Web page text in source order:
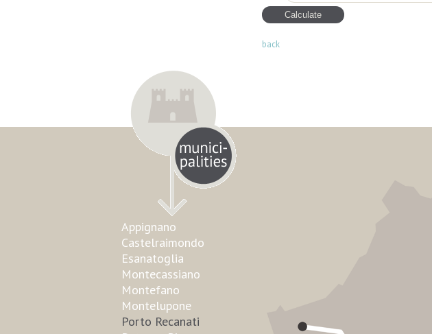
back
Appignano
Castelraimondo
Esanatoglia
Montecassiano
Montefano
Montelupone
Porto Recanati